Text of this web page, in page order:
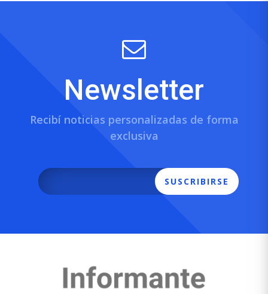
Newsletter
Recibí noticias personalizadas de forma
exclusiva
SUSCRIBIRSE